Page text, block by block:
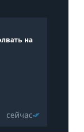
на
сейчас